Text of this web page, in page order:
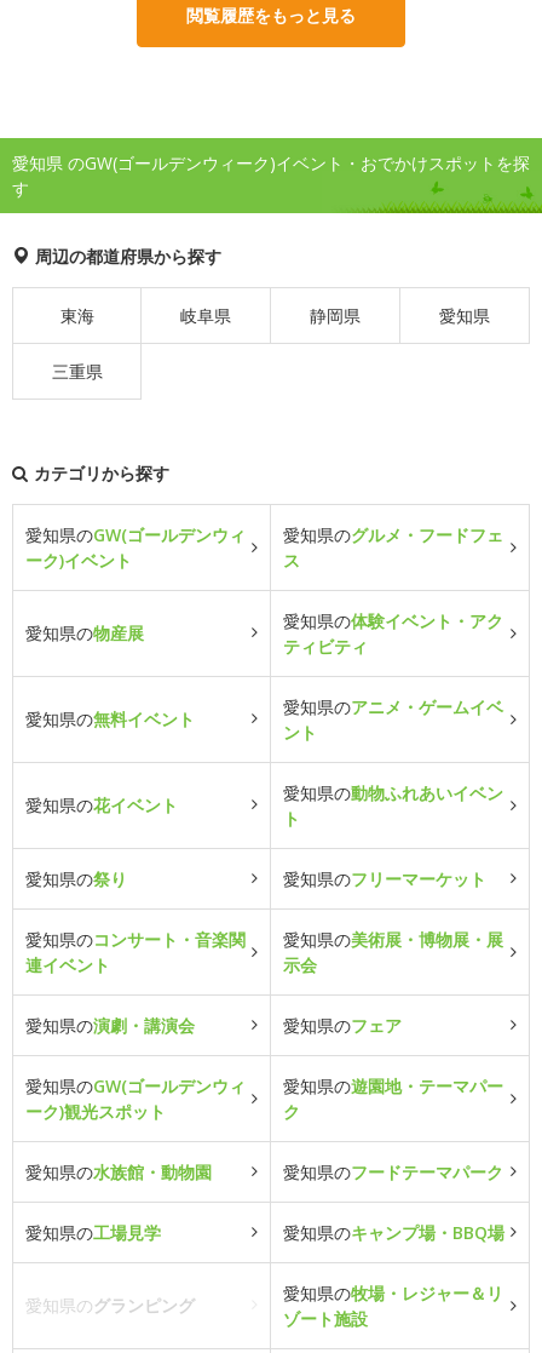
閲覧履歴をもっと見る
愛知県 のGW(ゴールデンウィーク)イベント・おでかけスポットを探
す
周辺の都道府県から探す
東海 岐阜県 静岡県 愛知県
三重県
カテゴリから探す
愛知県のGW(ゴールデンウィ
ーク)イベント
愛知県のグルメ・フードフェ
ス
愛知県の物産展
愛知県の体験イベント・アク
ティビティ
愛知県の無料イベント
愛知県のアニメ・ゲームイベ
ント
愛知県の花イベント
愛知県の動物ふれあいイベン
ト
愛知県の祭り 愛知県のフリーマーケット
愛知県のコンサート・音楽関
連イベント
愛知県の美術展・博物展・展
示会
愛知県の演劇・講演会 愛知県のフェア
愛知県のGW(ゴールデンウィ
ーク)観光スポット
愛知県の遊園地・テーマパー
ク
愛知県の水族館・動物園 愛知県のフードテーマパーク
愛知県の工場見学 愛知県のキャンプ場・BBQ場
愛知県のグランピング
愛知県の牧場・レジャー＆リ
ゾート施設